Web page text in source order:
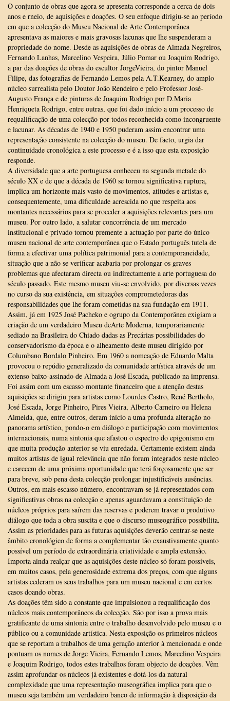
O conjunto de obras que agora se apresenta corresponde a cerca de dois
anos e rneio, de aquisições e doações. O seu enfoque dirigiu-se ao período
em que a colecção do Museu Nacional de Arte Contemporânea
apresentava as maiores e mais gravosas lacunas que lhe suspenderam a
propriedade do nome. Desde as aquisições de obras de Almada Negreiros,
Fernando Lanhas, Marcelino Vespeira, Júlio Pomar ou Joaquim Rodrigo,
a par das doações de obras do escultor JorgeVieira, do pintor Manuel
Filipe, das fotografias de Fernando Lemos pela A.T.Kearney, do amplo
núcleo surrealista pelo Doutor João Rendeiro e pelo Professor José-
Augusto França e de pinturas de Joaquim Rodrigo por D.Maria
Henriqueta Rodrigo, entre outras, que foi dado início a um processo de
requalificação de uma colecção por todos reconhecida como incongruente
e lacunar. As décadas de 1940 e 1950 puderam assim encontrar uma
representação consistente na colecção do museu. De facto, urgia dar
continuidade cronológica a este processo e é a isso que esta exposição
responde.
A diversidade que a arte portuguesa conheceu na segunda metade do
século XX e de que a década de 1960 se tornou significativa ruptura,
implica um horizonte mais vasto de movimentos, atitudes e artistas e,
consequentemente, uma dificuldade acrescida no que respeita aos
montantes necessários para se proceder a aquisições relevantes para um
museu. Por outro lado, a salutar concorrência de um mercado
institucional e privado tornou premente a actuação por parte do único
museu nacional de arte contemporânea que o Estado português tutela de
forma a efectivar uma política patrimonial para a contemporaneidade,
situação que a não se verificar acabaria por prolongar os graves
problemas que afectaram directa ou indirectamente a arte portuguesa do
século passado. Este mesmo museu viu-se envolvido, por diversas vezes
no curso da sua existência, em situações comprometedoras das
responsabilidades que lhe foram cometidas na sua fundação em 1911.
Assim, já em 1925 José Pacheko e ogrupo da Contemporânea exigiam a
criação de um verdadeiro Museu deArte Moderna, temporariamente
sediado na Brasileira do Chiado dadas as Precárias possibilidades do
conservadorismo da época e o alheamento deste museu dirigido por
Columbano Bordalo Pinheiro. Em 1960 a nomeação de Eduardo Malta
provocou o repúdio generalizado da comunidade artística através de um
extenso baixo-assinado de Almada a José Escada, publicado na imprensa.
Foi assim com um escasso montante financeiro que a atenção destas
aquisições se dirigiu para artistas como Lourdes Castro, René Bertholo,
José Escada, Jorge Pinheiro, Pires Vieira, Alberto Carneiro ou Helena
Almeida, que, entre outros, deram início a uma profunda alteração no
panorama artístico, pondo-o em diálogo e participação com movimentos
internacionais, numa sintonia que afastou o espectro do epigonismo em
que muita produção anterior se viu enredada. Certamente existem ainda
muitos artistas de igual relevância que não foram integrados neste núcleo
e carecem de uma próxima oportunidade que terá forçosamente que ser
para breve, sob pena desta colecção prolongar injustificáveis ausências.
Outros, em mais escasso número, encontravam-se já representados com
significativas obras na colecção e apenas aguardavam a constituição de
núcleos próprios para saírem das reservas e poderem travar o produtivo
diálogo que toda a obra suscita e que o discurso museográfico possibilita.
Assim as prioridades para as futuras aquisições deverão centrar-se neste
âmbito cronológico de forma a complementar tão exaustivamente quanto
possível um período de extraordinária criatividade e ampla extensão.
Importa ainda realçar que as aquisições deste núcleo só foram possíveis,
em muitos casos, pela generosidade extrema dos preços, com que alguns
artistas cederam os seus trabalhos para um museu nacional e em certos
casos doando obras.
As doações têm sido a constante que impulsionou a requalificação dos
núcleos mais contemporâneos da colecção. São por isso a prova mais
gratificante de uma sintonia entre o trabalho desenvolvido pelo museu e o
público ou a comunidade artística. Nesta exposição os primeiros núcleos
que se reportam a trabalhos de uma geração anterior à mencionada e onde
pontuam os nomes de Jorge Vieira, Fernando Lemos, Marcelino Vespeira
e Joaquim Rodrigo, todos estes trabalhos foram objecto de doações. Vêm
assim aprofundar os núcleos já existentes e dotá-los da natural
complexidade que uma representação museográfica implica para que o
museu seja também um verdadeiro banco de informação à disposição da